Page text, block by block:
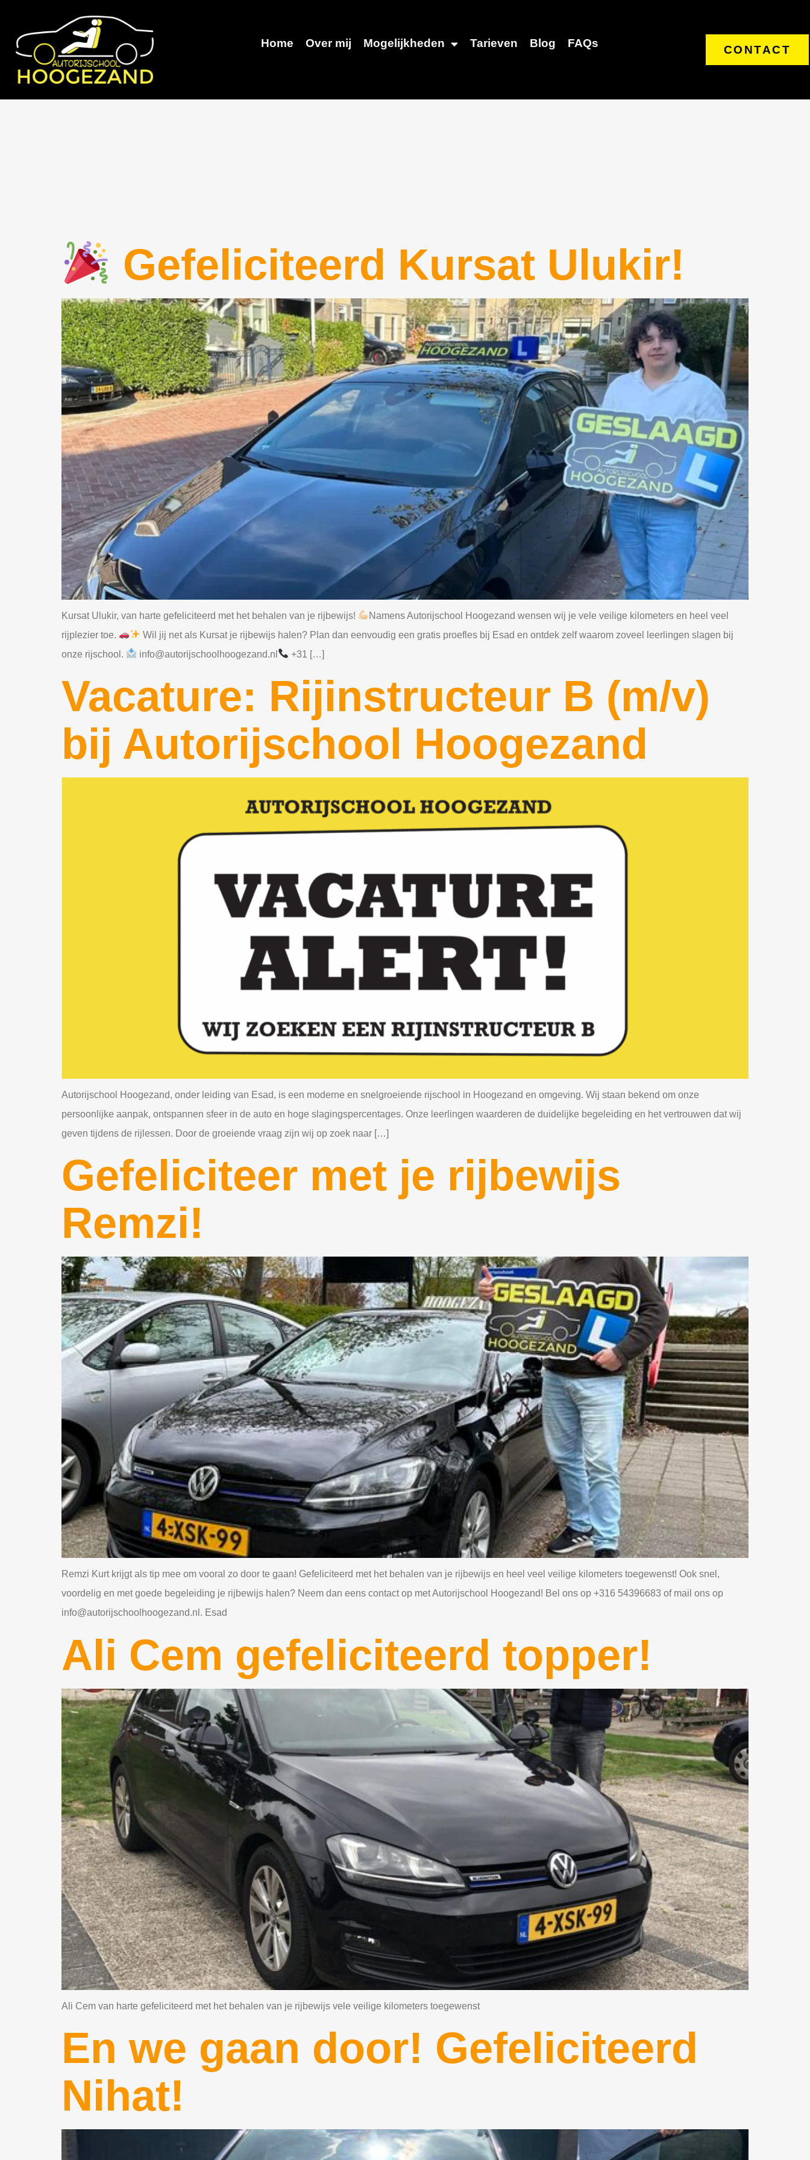
Home Over mij Mogelijkheden Tarieven Blog FAQs CONTACT
Gefeliciteerd Kursat Ulukir!
Kursat Ulukir, van harte gefeliciteerd met het behalen van je rijbewijs!
Namens Autorijschool Hoogezand wensen wij je vele veilige kilometers en heel veel
rijplezier toe.
Wil jij net als Kursat je rijbewijs halen? Plan dan eenvoudig een gratis proefles bij Esad en ontdek zelf waarom zoveel leerlingen slagen bij
onze rijschool.
info@autorijschoolhoogezand.nl +31 […]
Vacature: Rijinstructeur B (m/v)
bij Autorijschool Hoogezand
Autorijschool Hoogezand, onder leiding van Esad, is een moderne en snelgroeiende rijschool in Hoogezand en omgeving. Wij staan bekend om onze
persoonlijke aanpak, ontspannen sfeer in de auto en hoge slagingspercentages. Onze leerlingen waarderen de duidelijke begeleiding en het vertrouwen dat wij
geven tijdens de rijlessen. Door de groeiende vraag zijn wij op zoek naar […]
Gefeliciteer met je rijbewijs
Remzi!
Remzi Kurt krijgt als tip mee om vooral zo door te gaan! Gefeliciteerd met het behalen van je rijbewijs en heel veel veilige kilometers toegewenst! Ook snel,
voordelig en met goede begeleiding je rijbewijs halen? Neem dan eens contact op met Autorijschool Hoogezand! Bel ons op +316 54396683 of mail ons op
info@autorijschoolhoogezand.nl. Esad
Ali Cem gefeliciteerd topper!
Ali Cem van harte gefeliciteerd met het behalen van je rijbewijs vele veilige kilometers toegewenst
En we gaan door! Gefeliciteerd
Nihat!